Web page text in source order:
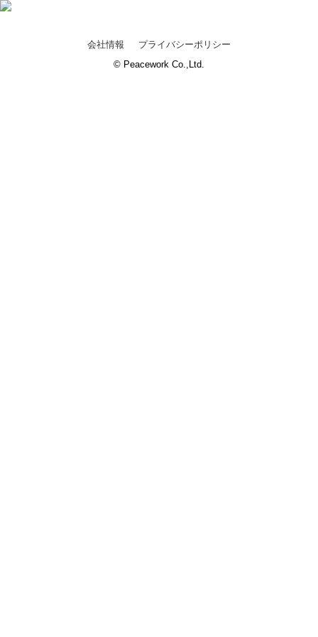
会社情報
プライバシーポリシー
© Peacework Co.,Ltd.